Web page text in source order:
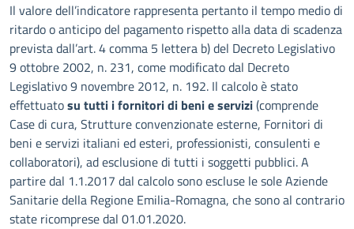
Il valore dell’indicatore rappresenta pertanto il tempo medio di
ritardo o anticipo del pagamento rispetto alla data di scadenza
prevista dall’art. 4 comma 5 lettera b) del Decreto Legislativo
9 ottobre 2002, n. 231, come modificato dal Decreto
Legislativo 9 novembre 2012, n. 192. Il calcolo è stato
effettuatosu tutti i fornitori di beni e servizi(comprende
Case di cura, Strutture convenzionate esterne, Fornitori di
beni e servizi italiani ed esteri, professionisti, consulenti e
collaboratori), ad esclusione di tutti i soggetti pubblici. A
partire dal 1.1.2017 dal calcolo sono escluse le sole Aziende
Sanitarie della Regione Emilia-Romagna, che sono al contrario
state ricomprese dal 01.01.2020.